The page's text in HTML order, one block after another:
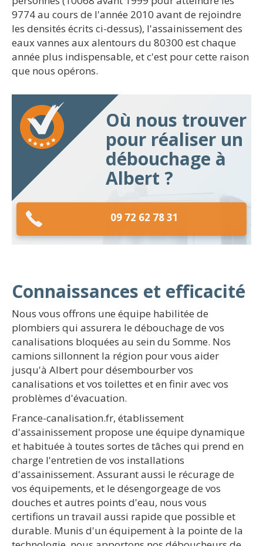
9774 au cours de l'année 2010 avant de rejoindre
les densités écrits ci-dessus), l'assainissement des
eaux vannes aux alentours du 80300 est chaque
année plus indispensable, et c'est pour cette raison
que nous opérons.
Où nous trouver
pour réaliser un
débouchage à
Albert ?
09 72 62 78 31
Connaissances et efficacité
Nous vous offrons une équipe habilitée de
plombiers qui assurera le débouchage de vos
canalisations bloquées au sein du Somme. Nos
camions sillonnent la région pour vous aider
jusqu'à Albert pour désembourber vos
canalisations et vos toilettes et en finir avec vos
problèmes d'évacuation.
France-canalisation.fr, établissement
d'assainissement propose une équipe dynamique
et habituée à toutes sortes de tâches qui prend en
charge l'entretien de vos installations
d'assainissement. Assurant aussi le récurage de
vos équipements, et le désengorgeage de vos
douches et autres points d'eau, nous vous
certifions un travail aussi rapide que possible et
durable. Munis d'un équipement à la pointe de la